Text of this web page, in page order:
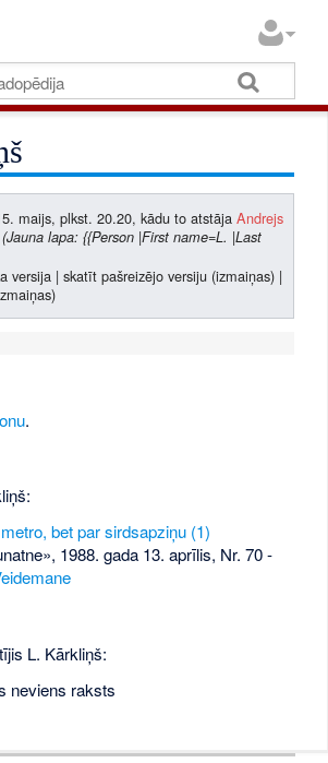
maijs, plkst. 20.20, kādu to atstājaAndrejs
(Jauna lapa: {{Person |First name=L. |Last
versija | skatīt pašreizējo versiju (izmaiņas) |
.
bet par sirdsapziņu (1)
1988. gada 13. aprīlis, Nr. 70-
L. Kārkliņš:
neviens raksts